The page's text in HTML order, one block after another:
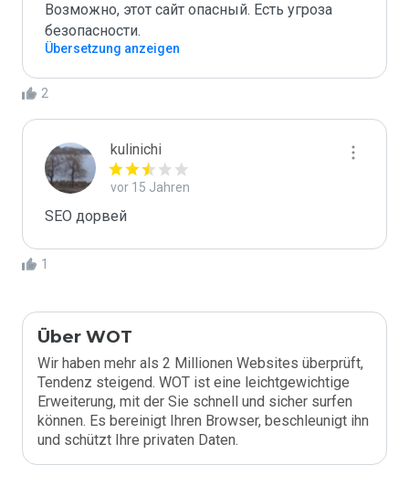
Возможно, этот сайт опасный. Есть угроза
безопасности.
Übersetzung anzeigen
2
kulinichi
vor 15 Jahren
SEO дорвей
1
Über WOT
Wir haben mehr als 2 Millionen Websites überprüft,
Tendenz steigend. WOT ist eine leichtgewichtige
Erweiterung, mit der Sie schnell und sicher surfen
können. Es bereinigt Ihren Browser, beschleunigt ihn
und schützt Ihre privaten Daten.